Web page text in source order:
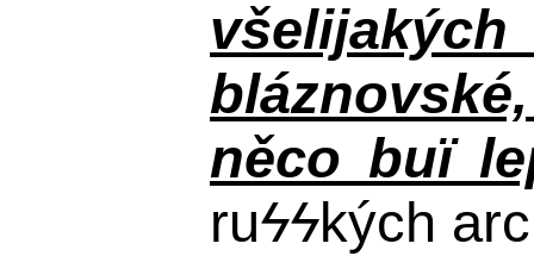
něco buï
ruϟϟkých